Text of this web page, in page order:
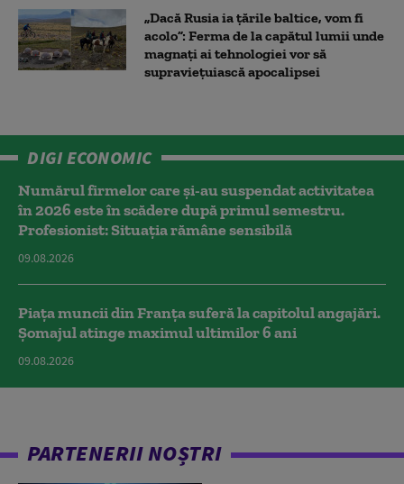
„Dacă Rusia ia țările baltice, vom fi
acolo”: Ferma de la capătul lumii unde
magnați ai tehnologiei vor să
supraviețuiască apocalipsei
DIGI ECONOMIC
Numărul firmelor care și-au suspendat activitatea
în 2026 este în scădere după primul semestru.
Profesionist: Situația rămâne sensibilă
09.08.2026
Piața muncii din Franța suferă la capitolul angajări.
Șomajul atinge maximul ultimilor 6 ani
09.08.2026
PARTENERII NOȘTRI